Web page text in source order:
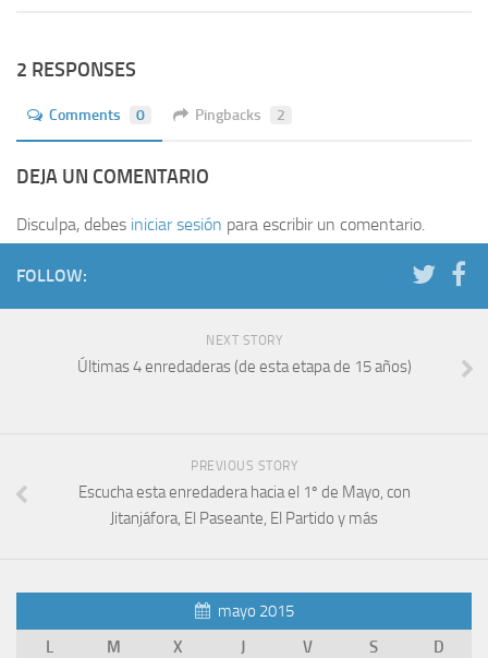
2 RESPONSES
Comments 0 Pingbacks 2
DEJA UN COMENTARIO
Disculpa, debes iniciar sesión para escribir un comentario.
FOLLOW:
NEXT STORY
Últimas 4 enredaderas (de esta etapa de 15 años)
PREVIOUS STORY
Escucha esta enredadera hacia el 1º de Mayo, con
Jitanjáfora, El Paseante, El Partido y más
mayo 2015
L
M X J V S D